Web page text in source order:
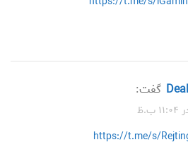
گفت:
https://t.me/s/